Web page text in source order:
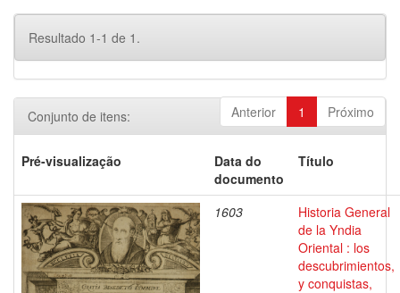
Resultado 1-1 de 1.
Anterior 1 Próximo
Conjunto de itens:
Pré-visualização
Data do
documento
Título
1603
Historia General
de la Yndia
Oriental : los
descubrimientos,
y conquistas,